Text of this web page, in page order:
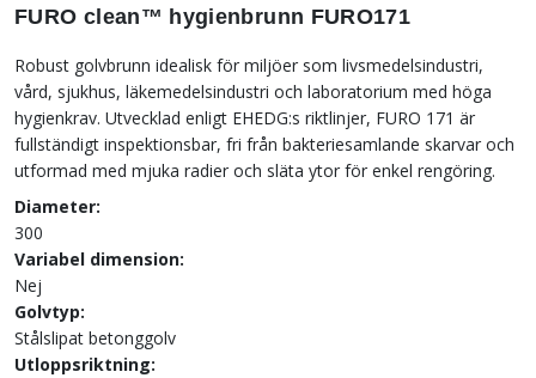
FURO clean™ hygienbrunn FURO171
Robust golvbrunn idealisk för miljöer som livsmedelsindustri,
vård, sjukhus, läkemedelsindustri och laboratorium med höga
hygienkrav. Utvecklad enligt EHEDG:s riktlinjer, FURO 171 är
fullständigt inspektionsbar, fri från bakteriesamlande skarvar och
utformad med mjuka radier och släta ytor för enkel rengöring.
Diameter:
300
Variabel dimension:
Nej
Golvtyp:
Stålslipat betonggolv
Utloppsriktning: